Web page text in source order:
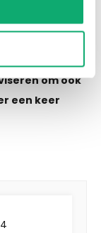
om ook
een keer